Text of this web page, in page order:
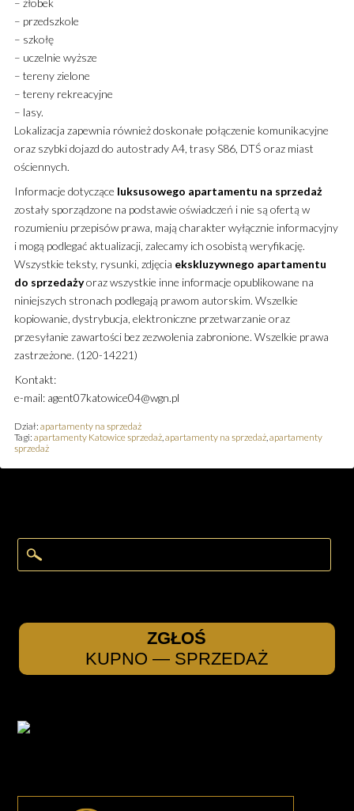
– przedszkole
– szkołę
– uczelnie wyższe
– tereny zielone
– tereny rekreacyjne
– lasy.
Lokalizacja zapewnia również doskonałe połączenie komunikacyjne
oraz szybki dojazd do autostrady A4, trasy S86, DTŚ oraz miast
ościennych.
Informacje dotyczące luksusowego apartamentu na sprzedaż
zostały sporządzone na podstawie oświadczeń i nie są ofertą w
rozumieniu przepisów prawa, mają charakter wyłącznie informacyjny
i mogą podlegać aktualizacji, zalecamy ich osobistą weryfikację.
Wszystkie teksty, rysunki, zdjęcia ekskluzywnego apartamentu
do sprzedażyoraz wszystkie inne informacje opublikowane na
niniejszych stronach podlegają prawom autorskim. Wszelkie
kopiowanie, dystrybucja, elektroniczne przetwarzanie oraz
przesyłanie zawartości bez zezwolenia zabronione. Wszelkie prawa
zastrzeżone. (120-14221)
Kontakt:
e-mail: agent07katowice04@wgn.pl
Dział: apartamenty na sprzedaż
Tagi: apartamenty Katowice sprzedaż, apartamenty na sprzedaż, apartamenty
sprzedaż
ZGŁOŚ
KUPNO — SPRZEDAŻ